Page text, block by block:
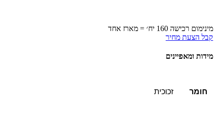
מינימום רכישה 160 יח׳ = מארז אחד
קבל הצעת מחיר
מידות ומאפיינים
חומר זכוכית